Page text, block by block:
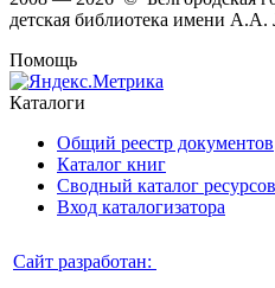
детская библиотека имени А.А.
Помощь
Каталоги
Общий реестр документов
Каталог книг
Сводный каталог ресурсов
Вход каталогизатора
Сайт разработан: